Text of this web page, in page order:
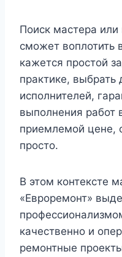
Поиск мастера
сможет воплотить
кажется простой
практике,
исполнителей,
выполнения работ
приемлемой цене,
просто.
В этом контексте
«Евроремонт»
качественно и
ремонтные